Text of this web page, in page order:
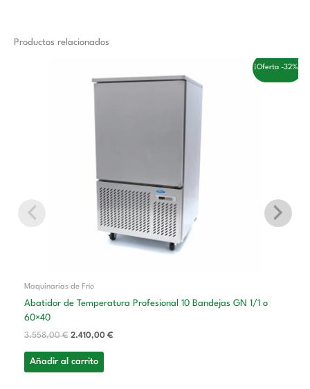
Productos relacionados
¡Oferta -32%!
Maquinarias de Frío
Abatidor de Temperatura Profesional 10 Bandejas GN 1/1 o
60×40
3.558,00€
original
2.410,00 €
Añadir al carrito